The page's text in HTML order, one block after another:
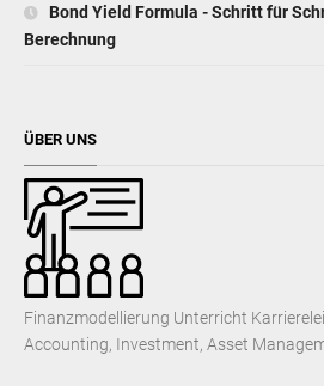
Bond Yield Formula - Schritt für
Berechnung
ÜBER UNS
Finanzmodellierung Unterricht
Accounting, Investment, Asset